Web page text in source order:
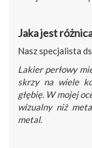
Jaka jest
Nasz specjalista
Lakier perłowy
skrzy na wiele
głębię. W mojej
wizualny niż
metal.